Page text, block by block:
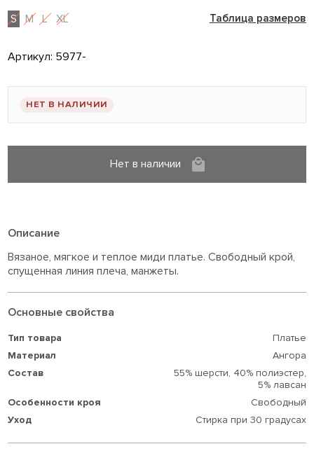
S M L XL Таблица размеров
Артикул: 5977-
НЕТ В НАЛИЧИИ
Нет в наличии
Описание
Вязаное, мягкое и теплое миди платье. Свободный крой,
спущенная линия плеча, манжеты.
Основные свойства
Тип товара
Платье
Материал
Ангора
Состав
55% шерсти, 40% полиэстер,
5% лавсан
Особенности кроя
Свободный
Уход
Стирка при 30 градусах